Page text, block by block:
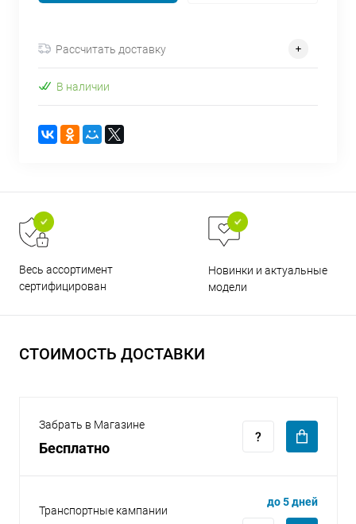
Рассчитать доставку
В наличии
Весь ассортимент
сертифицирован
Новинки и актуальные
модели
СТОИМОСТЬ ДОСТАВКИ
Забрать в Магазине
Бесплатно
Транспортные кампании
до 5 дней